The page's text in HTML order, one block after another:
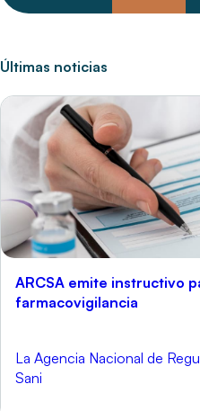
Últimas noticias
ARCSA emite instructivo
farmacovigilancia
La Agencia Nacional de
Sani